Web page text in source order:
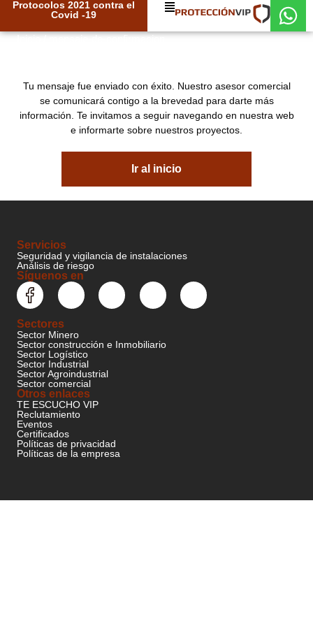
Protocolos 2021 contra el
Covid -19
Inicio/mensaje-de-confirmacion
Tu mensaje fue enviado con éxito. Nuestro asesor comercial
se comunicará contigo a la brevedad para darte más
información. Te invitamos a seguir navegando en nuestra web
e informarte sobre nuestros proyectos.
Ir al inicio
Servicios
Seguridad y vigilancia de instalaciones
Análisis de riesgo
Síguenos en
Sectores
Sector Minero
Sector construcción e Inmobiliario
Sector Logístico
Sector Industrial
Sector Agroindustrial
Sector comercial
Otros enlaces
TE ESCUCHO VIP
Reclutamiento
Eventos
Certificados
Políticas de privacidad
Políticas de la empresa